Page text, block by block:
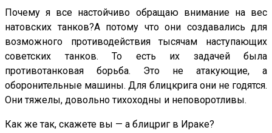
Почему я все настойчиво обращаю внимание на вес
натовских танков?А потому что они создавались для
возможного противодействия тысячам наступающих
советских танков. То есть их задачей была
противотанковая борьба. Это не атакующие, а
оборонительные машины. Для блицкрига они не годятся.
Они тяжелы, довольно тихоходны и неповоротливы.
Как же так, скажете вы — а блицриг в Ираке?